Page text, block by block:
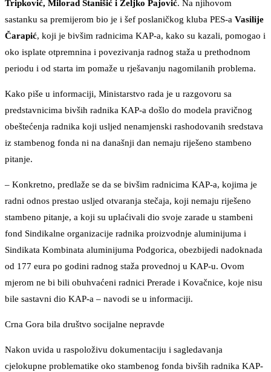
Tripković, Milorad Stanišić i Željko Pajović. Na njihovom
sastanku sa premijerom bio je i šef poslaničkog kluba PES-a Vasilije
Čarapić, koji je bivšim radnicima KAP-a, kako su kazali, pomogao i
oko isplate otpremnina i povezivanja radnog staža u prethodnom
periodu i od starta im pomaže u rješavanju nagomilanih problema.
Kako piše u informaciji, Ministarstvo rada je u razgovoru sa
predstavnicima bivših radnika KAP-a došlo do modela pravičnog
obeštećenja radnika koji usljed nenamjenski rashodovanih sredstava
iz stambenog fonda ni na današnji dan nemaju riješeno stambeno
pitanje.
– Konkretno, predlaže se da se bivšim radnicima KAP-a, kojima je
radni odnos prestao usljed otvaranja stečaja, koji nemaju riješeno
stambeno pitanje, a koji su uplaćivali dio svoje zarade u stambeni
fond Sindikalne organizacije radnika proizvodnje aluminijuma i
Sindikata Kombinata aluminijuma Podgorica, obezbijedi nadoknada
od 177 eura po godini radnog staža provednoj u KAP-u. Ovom
mjerom ne bi bili obuhvaćeni radnici Prerade i Kovačnice, koje nisu
bile sastavni dio KAP-a – navodi se u informaciji.
Crna Gora bila društvo socijalne nepravde
Nakon uvida u raspoloživu dokumentaciju i sagledavanja
cjelokupne problematike oko stambenog fonda bivših radnika KAP-